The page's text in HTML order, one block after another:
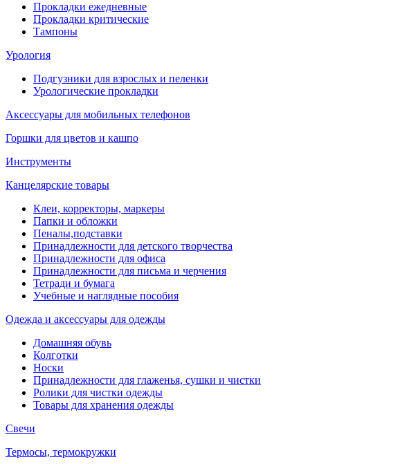
Прокладки ежедневные
Прокладки критические
Тампоны
Урология
Подгузники для взрослых и пеленки
Урологические прокладки
Аксессуары для мобильных телефонов
Горшки для цветов и кашпо
Инструменты
Канцелярские товары
Клеи, корректоры, маркеры
Папки и обложки
Пеналы,подставки
Принадлежности для детского творчества
Принадлежности для офиса
Принадлежности для письма и черчения
Тетради и бумага
Учебные и наглядные пособия
Одежда и аксессуары для одежды
Домашняя обувь
Колготки
Носки
Принадлежности для глаженья, сушки и чистки
Ролики для чистки одежды
Товары для хранения одежды
Свечи
Термосы, термокружки